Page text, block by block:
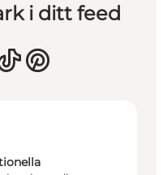
i ditt feed